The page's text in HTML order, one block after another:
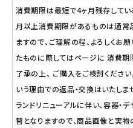
消費期限は最短で4ヶ月残存してい
月以上消費期限があるものは通常
ますので、ご理解の程、よろしくお
たものに際してはページに 消費期
了承の上、 ご購入をご検討くださ
いう理由での返品・交換はいたし
ランドリニューアルに伴い、容器・
替となりますので、商品画像と実